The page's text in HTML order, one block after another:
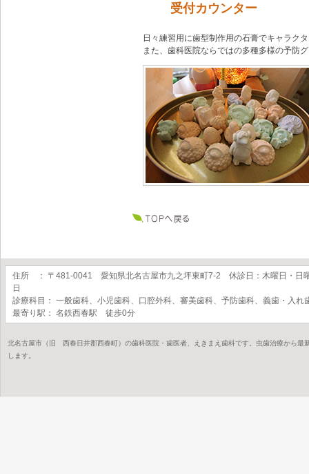
受付カウンター
日々練習用に歯型制作用の石膏でキャラク
また、歯科医院ならではの多種多様の予防
住所 ： 〒481-0041 愛知県北名古屋市九之坪東町7-2 休診日：木曜日・日
日
診療科目： 一般歯科、小児歯科、口腔外科、審美歯科、予防歯科、義歯・入れ
最寄り駅： 名鉄西春駅 徒歩0分
北名古屋市（旧 西春日井郡西春町）の歯科医院・歯医者、えきまえ歯科です。虫歯治療から最
します。